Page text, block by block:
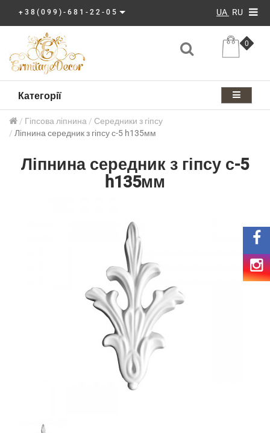
+38(099)-681-22-05 UA RU
0
Категорії
Гіпсова ліпнина
Середники з гіпсу
Ліпнина середник з гіпсу с-5 h135мм
Ліпнина середник з гіпсу с-5
h135мм